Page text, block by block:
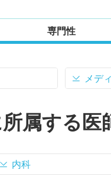
専門性
メデ
属する医
内科